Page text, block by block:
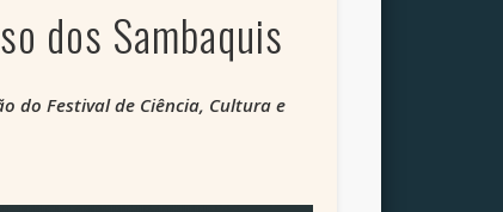
dos Sambaquis
do Festival de Ciência, Cultura e